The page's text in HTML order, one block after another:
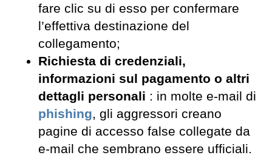
fare clic su di esso per confermare
l’effettiva destinazione del
collegamento;
Richiesta di credenziali,
informazioni sul pagamento o altri
dettagli personali : in molte e-mail di
phishing, gli aggressori creano
pagine di accesso false collegate da
e-mail che sembrano essere ufficiali.